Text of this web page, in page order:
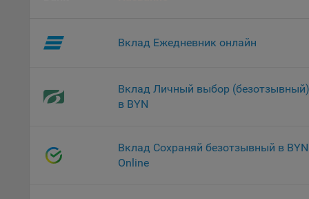
Вклад Ежедневник онлайн
Вклад Личный выбор (безотзывный)
в BYN
Вклад Сохраняй безотзывный в BYN
Online